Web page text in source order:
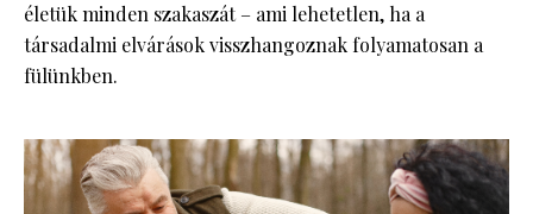
életük minden szakaszát – ami lehetetlen, ha a
társadalmi elvárások visszhangoznak folyamatosan a
fülünkben.